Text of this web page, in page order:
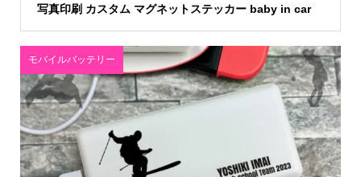
写真印刷 カスタム マグネットステッカー baby in car
モバイルバッテリー